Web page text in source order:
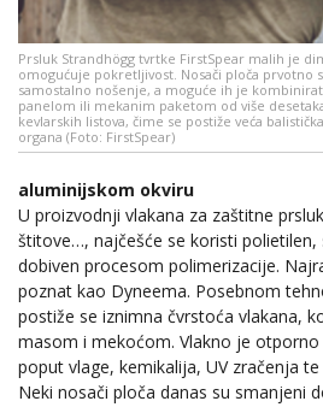
Prsluk Strandhögg tvrtke FirstSpear malih je
omogućuje pokretljivost. Nosači ploča prvotno
samostalno nošenje, a moguće ih je
panelom ili mekanim paketom od više
kevlarskih listova, čime se postiže veća
organa (Foto: FirstSpear)
aluminijskom okviru
U proizvodnji vlakana za zaštitne
štitove…, najčešće se koristi polietilen,
dobiven procesom polimerizacije.
poznat kao Dyneema. Posebnom
postiže se iznimna čvrstoća vlakana,
masom i mekoćom. Vlakno je
poput vlage, kemikalija, UV zračenja
Neki nosači ploča danas su smanjeni